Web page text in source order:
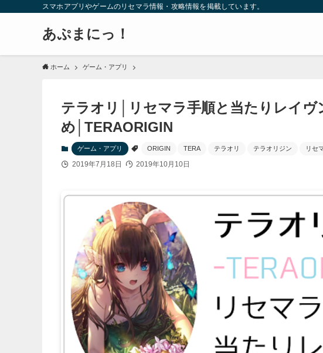
スマホアプリやゲームのリセマラ情報・攻略情報を掲載しています。
あぷまにっ！
ホーム ゲーム・アプリ
テラオリ│リセマラ手順と当たりレイヴ
め│TERAORIGIN
ゲーム・アプリ ORIGIN TERA テラオリ テラオリジン リセ
2019年7月18日 2019年10月10日